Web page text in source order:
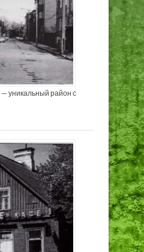
уникальный район с